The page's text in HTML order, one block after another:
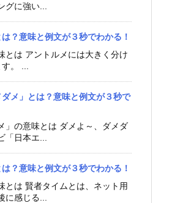
グに強い...
は？意味と例文が３秒でわかる！
とは アントルメには大きく分け
。 ...
ダメ」とは？意味と例文が３秒で
」の意味とは ダメよ～、ダメダ
「日本エ...
は？意味と例文が３秒でわかる！
とは 賢者タイムとは、ネット用
感じる...